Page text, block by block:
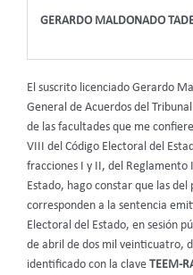
GERARDO MALDONADO
El suscrito licenciado Gerardo
General de Acuerdos del
de las facultades que me
VIII del Código Electoral del
fracciones I y II, del Reglamento
Estado, hago constar que las
corresponden a la sentencia
Electoral del Estado, en sesión
de abril de dos mil veinticuatro,
identificado con la clave TEEM-